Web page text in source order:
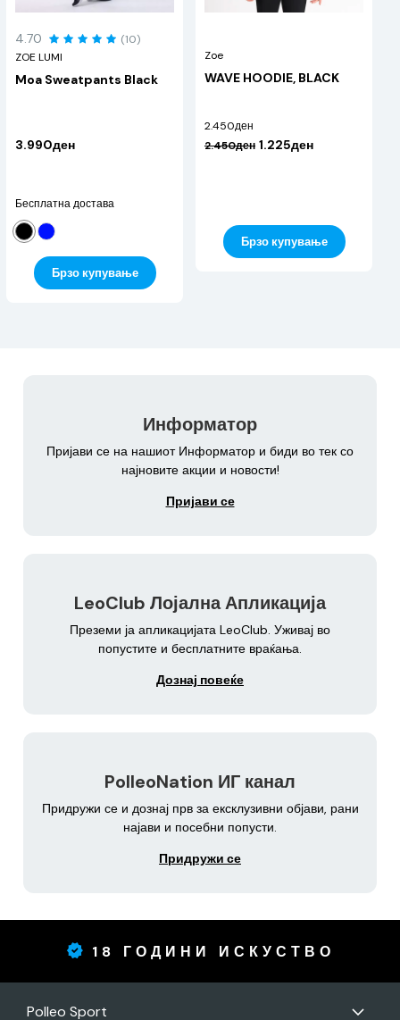
4.70
(10)
ZOE LUMI
Moa Sweatpants Black
3.990ден
Бесплатна достава
Брзо купување
Zoe
WAVE HOODIE, BLACK
2.450ден
2.450ден 1.225ден
Брзо купување
Информатор
Пријави се на нашиот Информатор и биди во тек со
најновите акции и новости!
Пријави се
LeoClub Лојална Апликација
Преземи ја апликацијата LeoClub. Уживај во
попустите и бесплатните враќања.
Дознај повеќе
PolleoNation ИГ канал
Придружи се и дознај прв за ексклузивни објави, рани
најави и посебни попусти.
Придружи се
18 ГОДИНИ ИСКУСТВО
Polleo Sport